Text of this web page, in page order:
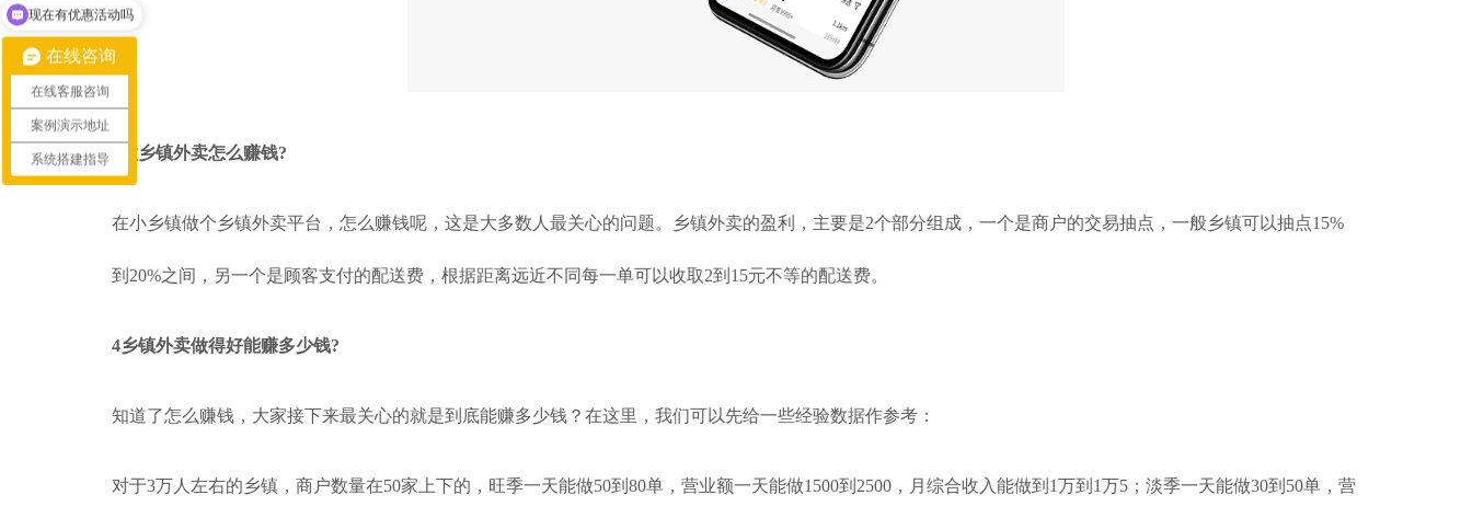
3做乡镇外卖怎么赚钱?
在小乡镇做个乡镇外卖平台，怎么赚钱呢，这是大多数人最关心的问题。乡镇外卖的盈利，主要是2个部分组成，一个是商户的交易抽点，一般乡镇可以抽点15%
到20%之间，另一个是顾客支付的配送费，根据距离远近不同每一单可以收取2到15元不等的配送费。
4乡镇外卖做得好能赚多少钱?
知道了怎么赚钱，大家接下来最关心的就是到底能赚多少钱？在这里，我们可以先给一些经验数据作参考：
对于3万人左右的乡镇，商户数量在50家上下的，旺季一天能做50到80单，营业额一天能做1500到2500，月综合收入能做到1万到1万5；淡季一天能做30到50单，营
在线咨询
在线客服咨询
案例演示地址
系统搭建指导
可以介绍下你们的产品么